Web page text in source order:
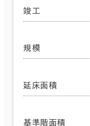
竣工
規模
延床面積
基準階面積